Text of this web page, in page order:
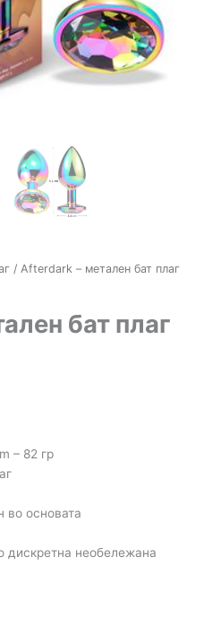
/ Afterdark – метален бат плаг
бат плаг
– 82 гр
во основата
дискретна необележана